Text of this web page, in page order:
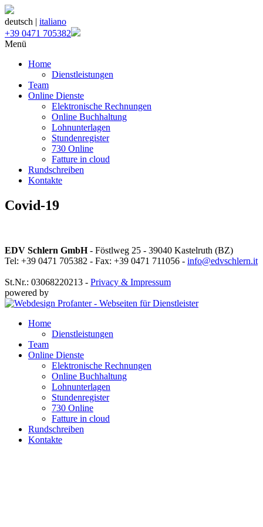
deutsch | italiano
+39 0471 705382
Menü
Home
Dienstleistungen
Team
Online Dienste
Elektronische Rechnungen
Online Buchhaltung
Lohnunterlagen
Stundenregister
730 Online
Fatture in cloud
Rundschreiben
Kontakte
Covid-19
EDV Schlern GmbH- Föstlweg 25 - 39040 Kastelruth (BZ)
Tel: +39 0471 705382 - Fax: +39 0471 711056 - info@edvschlern.it
St.Nr.: 03068220213 - Privacy & Impressum
powered by
Home
Dienstleistungen
Team
Online Dienste
Elektronische Rechnungen
Online Buchhaltung
Lohnunterlagen
Stundenregister
730 Online
Fatture in cloud
Rundschreiben
Kontakte